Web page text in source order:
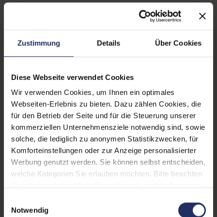
Zustimmung Details Über Cookies
Diese Webseite verwendet Cookies
Wir verwenden Cookies, um Ihnen ein optimales
Webseiten-Erlebnis zu bieten. Dazu zählen Cookies, die
für den Betrieb der Seite und für die Steuerung unserer
kommerziellen Unternehmensziele notwendig sind, sowie
solche, die lediglich zu anonymen Statistikzwecken, für
Komforteinstellungen oder zur Anzeige personalisierter
Werbung genutzt werden. Sie können selbst entscheiden,
welche Kategorien Sie erlauben möchten. Bitte beachten
Weitere Informationen finden Sie in
Notwendig
Gebraucht
Displaygröße: 14,0 Zoll
Displayauflösung: 1920 x 1080 FHD
Displayart: Mattes Display
Prozessor:
Intel Core i5 10310U @ 1,7
GHz
CPU Generation: 10
Prozessorkerne: 4